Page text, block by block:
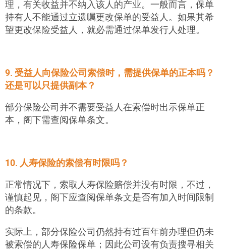
理，有关收益并不纳入该人的产业。一般而言，保单
持有人不能通过立遗嘱更改保单的受益人。如果其希
望更改保险受益人，就必需通过保单发行人处理。
9. 受益人向保险公司索偿时，需提供保单的正本吗？
还是可以只提供副本？
部分保险公司并不需要受益人在索偿时出示保单正
本，阁下需查阅保单条文。
10. 人寿保险的索偿有时限吗？
正常情况下，索取人寿保险赔偿并没有时限，不过，
谨慎起见，阁下应查阅保单条文是否有加入时间限制
的条款。
实际上，部分保险公司仍然持有过百年前办理但仍未
被索偿的人寿保险保单 ； 因此公司设有负责搜寻相关